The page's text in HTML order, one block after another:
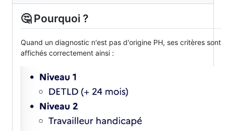
🤔 Pourquoi ?
Quand un diagnostic n'est pas d'origine PH, ses critères sont
affichés correctement ainsi :